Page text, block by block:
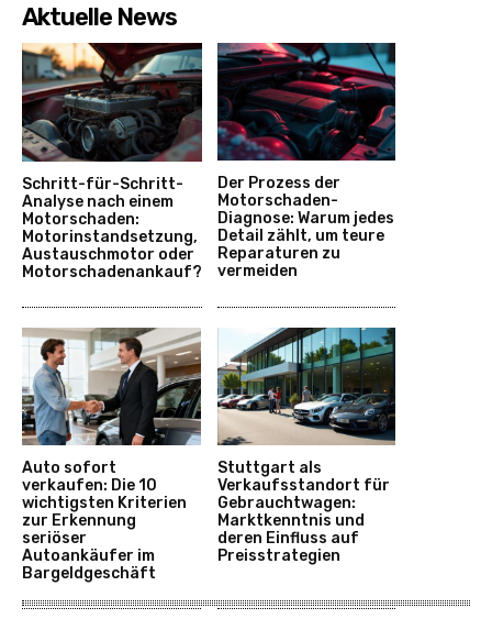
Aktuelle News
Schritt-für-Schritt-
Analyse nach einem
Motorschaden:
Motorinstandsetzung,
Austauschmotor oder
Motorschadenankauf?
Der Prozess der
Motorschaden-
Diagnose: Warum jedes
Detail zählt, um teure
Reparaturen zu
vermeiden
Auto sofort
verkaufen: Die 10
wichtigsten Kriterien
zur Erkennung
seriöser
Autoankäufer im
Bargeldgeschäft
Stuttgart als
Verkaufsstandort für
Gebrauchtwagen:
Marktkenntnis und
deren Einfluss auf
Preisstrategien